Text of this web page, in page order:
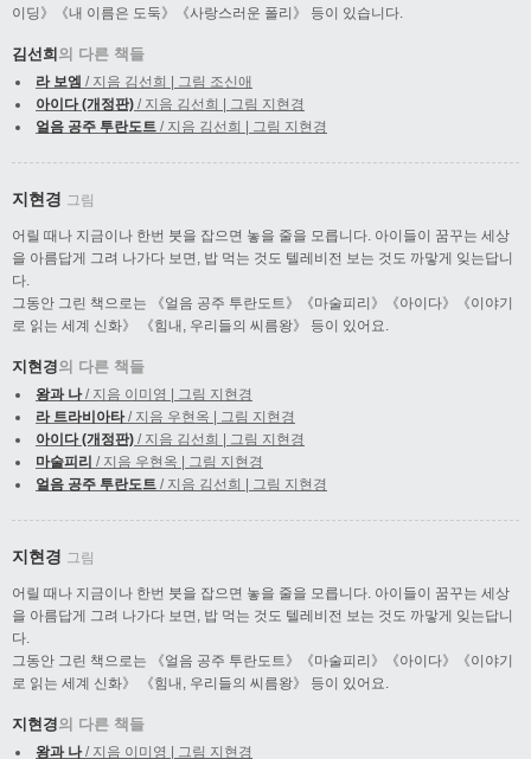
이딩》《내 이름은 도둑》《사랑스러운 폴리》 등이 있습니다.
김선희 의 다른 책들
라 보엠 / 지음 김선희 | 그림 조신애
아이다 (개정판) / 지음 김선희 | 그림 지현경
얼음 공주 투란도트 / 지음 김선희 | 그림 지현경
지현경 그림
어릴 때나 지금이나 한번 붓을 잡으면 놓을 줄을 모릅니다. 아이들이 꿈꾸는 세상
을 아름답게 그려 나가다 보면, 밥 먹는 것도 텔레비전 보는 것도 까맣게 잊는답니
다.
그동안 그린 책으로는 《얼음 공주 투란도트》《마술피리》《아이다》《이야기
로 읽는 세계 신화》 《힘내, 우리들의 씨름왕》 등이 있어요.
지현경의 다른 책들
왕과 나/ 지음 이미영 | 그림 지현경
라 트라비아타/ 지음 우현옥 | 그림 지현경
아이다 (개정판) / 지음 김선희 | 그림 지현경
마술피리 / 지음 우현옥 | 그림 지현경
얼음 공주 투란도트 / 지음 김선희 | 그림 지현경
지현경 그림
어릴 때나 지금이나 한번 붓을 잡으면 놓을 줄을 모릅니다. 아이들이 꿈꾸는 세상
을 아름답게 그려 나가다 보면, 밥 먹는 것도 텔레비전 보는 것도 까맣게 잊는답니
다.
그동안 그린 책으로는 《얼음 공주 투란도트》《마술피리》《아이다》《이야기
로 읽는 세계 신화》 《힘내, 우리들의 씨름왕》 등이 있어요.
지현경의 다른 책들
왕과 나/ 지음 이미영 | 그림 지현경